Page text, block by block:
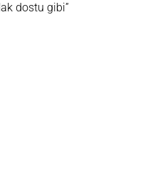
dostu gibi”